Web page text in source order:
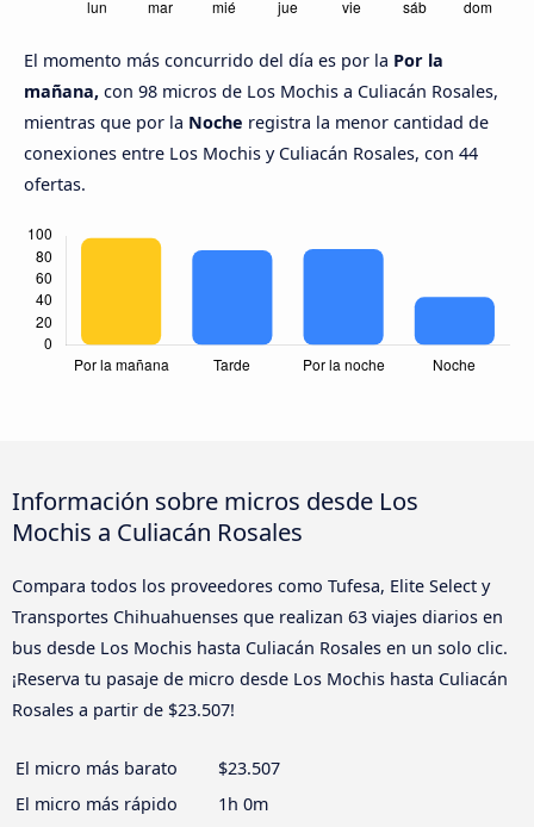
El momento más concurrido del día es por la Por la
mañana, con 98 micros de Los Mochis a Culiacán Rosales,
mientras que por la Noche registra la menor cantidad de
conexiones entre Los Mochis y Culiacán Rosales, con 44
ofertas.
Información sobre micros desde Los
Mochis a Culiacán Rosales
Compara todos los proveedores como Tufesa, Elite Select y
Transportes Chihuahuenses que realizan 63 viajes diarios en
bus desde Los Mochis hasta Culiacán Rosales en un solo clic.
¡Reserva tu pasaje de micro desde Los Mochis hasta Culiacán
Rosales a partir de $23.507!
El micro más barato
$23.507
El micro más rápido
1h 0m